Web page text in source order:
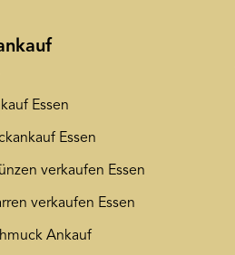
Essen
Essen
verkaufen Essen
verkaufen Essen
Ankauf